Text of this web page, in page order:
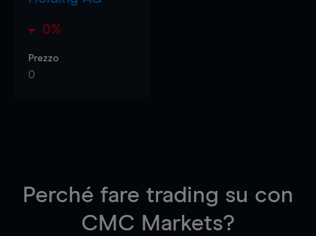
0%
Prezzo
0
Perché fare trading su con
CMC Markets?